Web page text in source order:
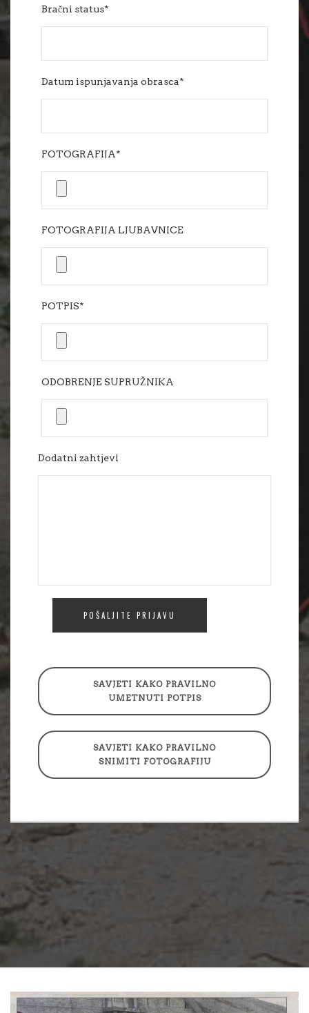
Bračni status*
Datum ispunjavanja obrasca*
FOTOGRAFIJA*
FOTOGRAFIJA LJUBAVNICE
POTPIS*
ODOBRENJE SUPRUŽNIKA
Dodatni zahtjevi
SAVJETI KAKO PRAVILNO
UMETNUTI POTPIS
SAVJETI KAKO PRAVILNO
SNIMITI FOTOGRAFIJU